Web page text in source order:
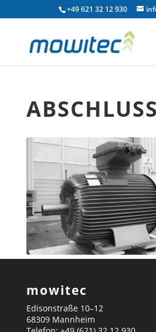
+49 621 32 12 930
mowitec
Edisonstraße 10–12
68309 Mannheim